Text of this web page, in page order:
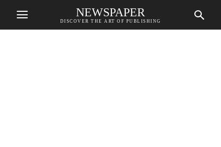
NEWSPAPER
DISCOVER THE ART OF PUBLISHING